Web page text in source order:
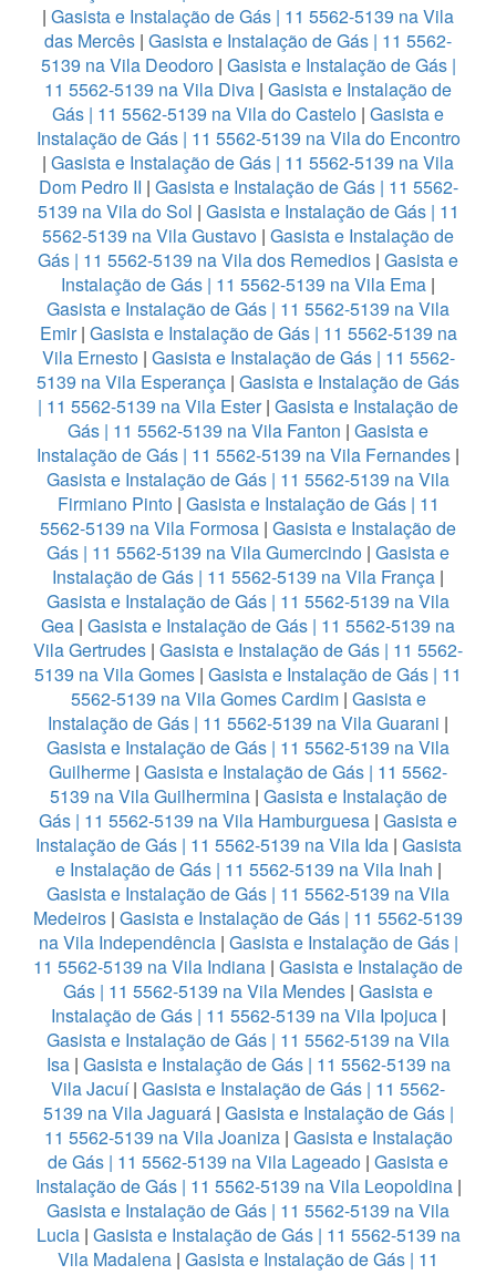
| Gasista e Instalação de Gás | 11 5562-5139 na Vila
das Mercês | Gasista e Instalação de Gás | 11 5562-
5139 na Vila Deodoro| Gasista e Instalação de Gás |
11 5562-5139 na Vila Diva | Gasista e Instalação de
Gás | 11 5562-5139 na Vila do Castelo | Gasista e
Instalação de Gás | 11 5562-5139 na Vila do Encontro
| Gasista e Instalação de Gás | 11 5562-5139 na Vila
Dom Pedro II | Gasista e Instalação de Gás | 11 5562-
5139 na Vila do Sol | Gasista e Instalação de Gás | 11
5562-5139 na Vila Gustavo | Gasista e Instalação de
Gás | 11 5562-5139 na Vila dos Remedios | Gasista e
Instalação de Gás | 11 5562-5139 na Vila Ema |
Gasista e Instalação de Gás | 11 5562-5139 na Vila
Emir| Gasista e Instalação de Gás | 11 5562-5139 na
Vila Ernesto| Gasista e Instalação de Gás | 11 5562-
5139 na Vila Esperança | Gasista e Instalação de Gás
| 11 5562-5139 na Vila Ester| Gasista e Instalação de
Gás | 11 5562-5139 na Vila Fanton | Gasista e
Instalação de Gás | 11 5562-5139 na Vila Fernandes |
Gasista e Instalação de Gás | 11 5562-5139 na Vila
Firmiano Pinto| Gasista e Instalação de Gás | 11
5562-5139 na Vila Formosa | Gasista e Instalação de
Gás | 11 5562-5139 na Vila Gumercindo | Gasista e
Instalação de Gás | 11 5562-5139 na Vila França |
Gasista e Instalação de Gás | 11 5562-5139 na Vila
Gea | Gasista e Instalação de Gás | 11 5562-5139 na
Vila Gertrudes | Gasista e Instalação de Gás | 11 5562-
5139 na Vila Gomes | Gasista e Instalação de Gás | 11
5562-5139 na Vila Gomes Cardim| Gasista e
Instalação de Gás | 11 5562-5139 na Vila Guarani |
Gasista e Instalação de Gás | 11 5562-5139 na Vila
Guilherme | Gasista e Instalação de Gás | 11 5562-
5139 na Vila Guilhermina| Gasista e Instalação de
Gás | 11 5562-5139 na Vila Hamburguesa | Gasista e
Instalação de Gás | 11 5562-5139 na Vila Ida| Gasista
e Instalação de Gás | 11 5562-5139 na Vila Inah |
Gasista e Instalação de Gás | 11 5562-5139 na Vila
Medeiros | Gasista e Instalação de Gás | 11 5562-5139
na Vila Independência| Gasista e Instalação de Gás |
11 5562-5139 na Vila Indiana | Gasista e Instalação de
Gás | 11 5562-5139 na Vila Mendes | Gasista e
Instalação de Gás | 11 5562-5139 na Vila Ipojuca|
Gasista e Instalação de Gás | 11 5562-5139 na Vila
Isa| Gasista e Instalação de Gás | 11 5562-5139 na
Vila Jacuí| Gasista e Instalação de Gás | 11 5562-
5139 na Vila Jaguará| Gasista e Instalação de Gás |
11 5562-5139 na Vila Joaniza| Gasista e Instalação
de Gás | 11 5562-5139 na Vila Lageado | Gasista e
Instalação de Gás | 11 5562-5139 na Vila Leopoldina|
Gasista e Instalação de Gás | 11 5562-5139 na Vila
Lucia| Gasista e Instalação de Gás | 11 5562-5139 na
Vila Madalena | Gasista e Instalação de Gás | 11